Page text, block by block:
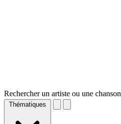
Rechercher un artiste ou une chanson
Thématiques